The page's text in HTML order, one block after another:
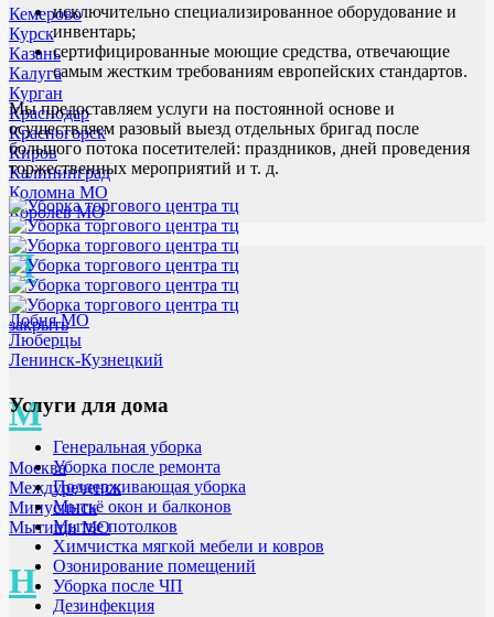
Кемерово
Курск
Казань
Калуга
Курган
Краснодар
Красногорск
Киров
Калининград
Коломна МО
Королев МО
Л
Лобня МО
Люберцы
Ленинск-Кузнецкий
М
Москва
Междуреченск
Минусинск
Мытищи МО
Н
исключительно специализированное оборудование и
инвентарь;
сертифицированные моющие средства, отвечающие
самым жестким требованиям европейских стандартов.
Мы предоставляем услуги на постоянной основе и
осуществляем разовый выезд отдельных бригад после
большого потока посетителей: праздников, дней проведения
торжественных мероприятий и т. д.
закрыть
Услуги для дома
Генеральная уборка
Уборка после ремонта
Поддерживающая уборка
Мытьё окон и балконов
Мытье потолков
Химчистка мягкой мебели и ковров
Озонирование помещений
Уборка после ЧП
Дезинфекция